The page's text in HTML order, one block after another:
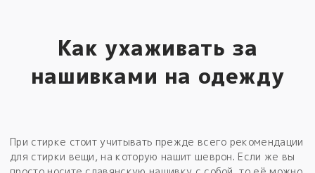
Как ухаживать за
нашивками на одежду
При стирке стоит учитывать прежде всего рекомендации
для стирки вещи, на которую нашит шеврон. Если же вы